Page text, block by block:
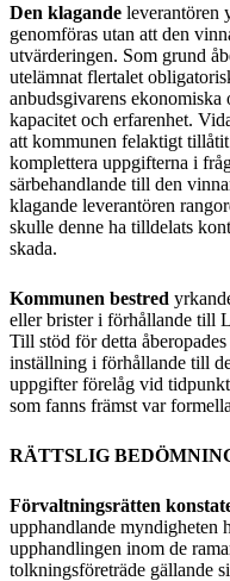
Den klagande leverantören
genomföras utan att den
utvärderingen. Som grund
utelämnat flertalet
anbudsgivarens
kapacitet och erfarenhet.
att kommunen felaktigt
komplettera uppgifterna i
särbehandlande till den
klagande leverantören
skulle denne ha tilldelats
skada.
Kommunen bestred
eller brister i förhållande till
Till stöd för detta
inställning i förhållande till
uppgifter förelåg vid
som fanns främst var
RÄTTSLIG
Förvaltningsrätten
upphandlande myndigheten
upphandlingen inom de
tolkningsföreträde gällande